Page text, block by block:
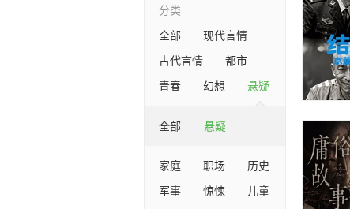
分类
全部
现代言情
古代言情
都市
青春
幻想 悬疑
全部 悬疑
家庭 职场
历史
军事
惊悚
儿童